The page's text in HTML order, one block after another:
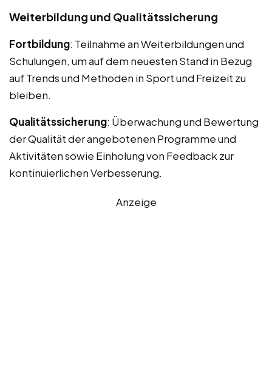
Weiterbildung und Qualitätssicherung
Fortbildung: Teilnahme an Weiterbildungen und
Schulungen, um auf dem neuesten Stand in Bezug
auf Trends und Methoden in Sport und Freizeit zu
bleiben.
Qualitätssicherung: Überwachung und Bewertung
der Qualität der angebotenen Programme und
Aktivitäten sowie Einholung von Feedback zur
kontinuierlichen Verbesserung.
Anzeige